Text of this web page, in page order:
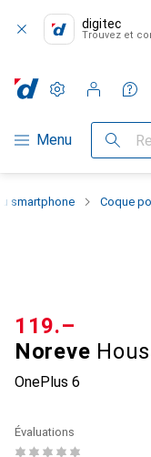
digitec
Trouvez et
Navigation par
Menu
Paramètres
Compte client
Listes de
Listes d'envies
Panier
smartphone Coque
Noreve
OnePlus 6
CHF
119.–
Évaluations